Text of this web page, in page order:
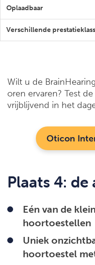
Oplaadbaar
Verschillende
Wilt u de
oren ervaren? Test
vrijblijvend in het
Oticon
Plaats 4:
Eén van de
hoortoestellen
Uniek
hoortoestel